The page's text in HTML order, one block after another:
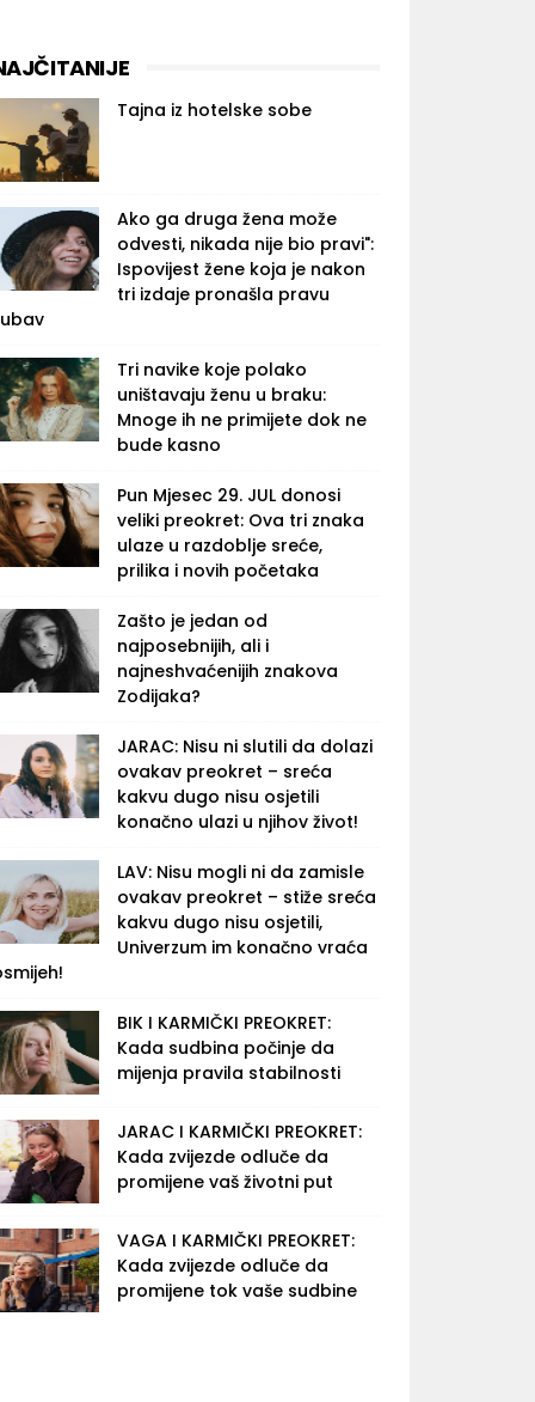
Tajna iz hotelske sobe
Ako ga druga žena može
odvesti, nikada nije bio pravi":
Ispovijest žene koja je nakon
tri izdaje pronašla pravu
Tri navike koje polako
uništavaju ženu u braku:
Mnoge ih ne primijete dok ne
bude kasno
Pun Mjesec 29. JUL donosi
veliki preokret: Ova tri znaka
ulaze u razdoblje sreće,
prilika i novih početaka
Zašto je jedan od
najposebnijih, ali i
najneshvaćenijih znakova
Zodijaka?
JARAC: Nisu ni slutili da dolazi
ovakav preokret – sreća
kakvu dugo nisu osjetili
konačno ulazi u njihov život!
LAV: Nisu mogli ni da zamisle
ovakav preokret – stiže sreća
kakvu dugo nisu osjetili,
Univerzum im konačno vraća
BIK I KARMIČKI PREOKRET:
Kada sudbina počinje da
mijenja pravila stabilnosti
JARAC I KARMIČKI PREOKRET:
Kada zvijezde odluče da
promijene vaš životni put
VAGA I KARMIČKI PREOKRET:
Kada zvijezde odluče da
promijene tok vaše sudbine